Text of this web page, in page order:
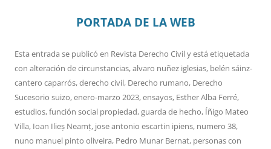
PORTADA DE LA WEB
Esta entrada se publicó en Revista Derecho Civily está etiquetada
con alteración de circunstancias,alvaro nuñez iglesias, belén sáinz-
cantero caparrós,derecho civil, Derecho rumano, Derecho
Sucesorio suizo,enero-marzo 2023,ensayos, Esther Alba Ferré,
estudios,función social propiedad,guarda de hecho, Íñigo Mateo
Villa, Ioan Ilieș Neamț, jose antonio escartin ipiens, numero 38,
nuno manuel pinto oliveira, Pedro Munar Bernat, personas con